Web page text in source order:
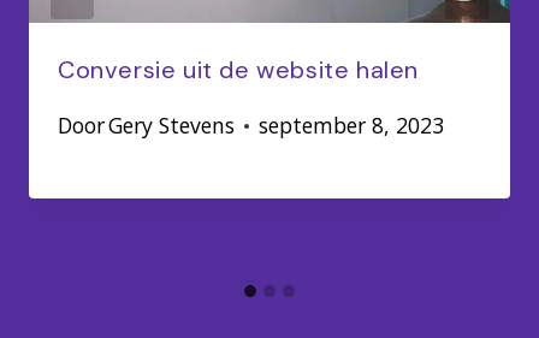
Conversie uit de website halen
DoorGery Stevens september 8, 2023